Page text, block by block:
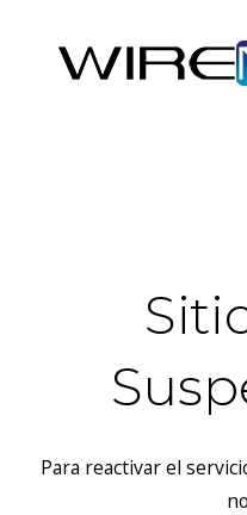
With, Content-Type,
Para reactivar el